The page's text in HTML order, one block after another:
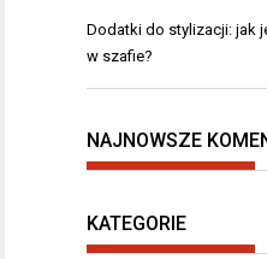
Dodatki do stylizacji: jak
w szafie?
NAJNOWSZE
KATEGORIE